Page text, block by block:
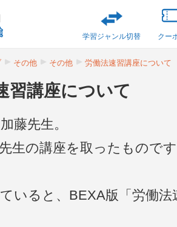
学習ジャンル切替 クー
その他 その他 労働法速習講座について
習講座について
藤先生。
生の講座を取ったものです
いると、BEXA版「労働法